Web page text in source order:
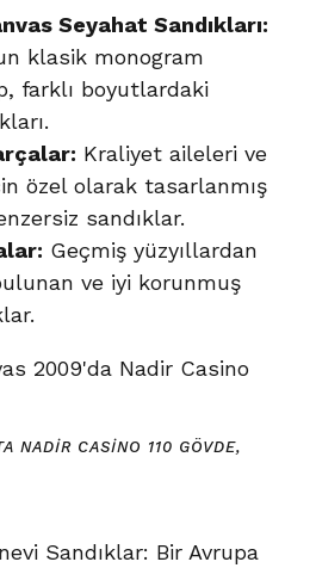
Seyahat Sandıkları:
klasik monogram
farklı boyutlardaki
Kraliyet aileleri ve
özel olarak tasarlanmış
sandıklar.
Geçmiş yüzyıllardan
ve iyi korunmuş
NADIR CASINO 110 GÖVDE,
Sandıklar: Bir Avrupa